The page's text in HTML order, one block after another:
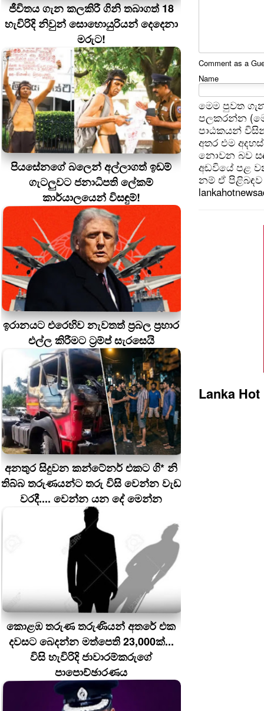
ජීවිතය ගැන කලකිරී ගිනි තබාගත් 18
හැවිරිදි නිවුන් සොහොයුරියන් දෙදෙනා
මරුට!
පියසේනගේ බලෙන් අල්ලාගත් ඉඩම්
ගැටලුවට ජනාධිපති ලේකම්
කාර්යාලයෙන් විසඳුම්!
ඉරානයට එරෙහිව නැවතත් ප්‍රබල ප්‍රහාර
එල්ල කිරීමට ට්‍රම්ප් සැරසෙයි
අනතුර සිදුවන කන්ටේනර් එකට ගි* නි
තිබ්බ තරුණයන්ට තරු විසි වෙන්න වැඩ
වරදී.... වෙන්න යන දේ මෙන්න
කොළඹ තරුණ තරුණියන් අතරේ එක
දවසට බෙදන්න මත්පෙති 23,000ක්...
විසි හැවිරිදි ජාවාරම්කරුගේ
පාපොච්ඡාරණය
Comment as a
Name
මෙම පුවත
පලකරන්න
පාඨකයන්
අතර එම
නොවන බව
අඩවියේ පළ
නම් ඒ පිළිබඳව
Lanka